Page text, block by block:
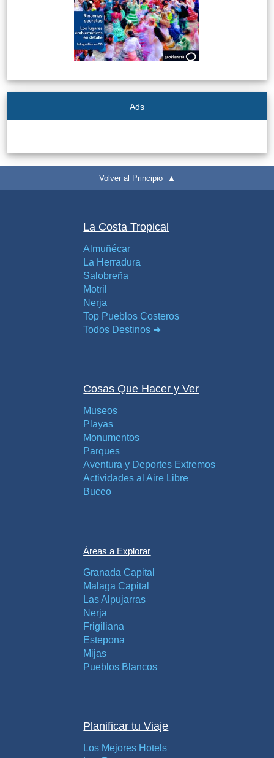
Ads
Volver al Principio ▲
La Costa Tropical
Almuñécar
La Herradura
Salobreña
Motril
Nerja
Top Pueblos Costeros
Todos Destinos ➜
Cosas Que Hacer y Ver
Museos
Playas
Monumentos
Parques
Aventura y Deportes Extremos
Actividades al Aire Libre
Buceo
Áreas a Explorar
Granada Capital
Malaga Capital
Las Alpujarras
Nerja
Frigiliana
Estepona
Mijas
Pueblos Blancos
Planificar tu Viaje
Los Mejores Hotels